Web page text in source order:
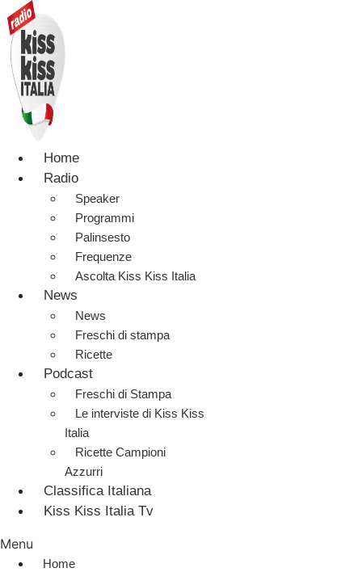
Home
Radio
Speaker
Programmi
Palinsesto
Frequenze
Ascolta Kiss Kiss Italia
News
News
Freschi di stampa
Ricette
Podcast
Freschi di Stampa
Le interviste di Kiss Kiss
Italia
Ricette Campioni
Azzurri
Classifica Italiana
Kiss Kiss Italia Tv
Menu
Home